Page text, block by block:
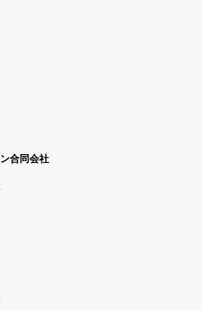
合同会社